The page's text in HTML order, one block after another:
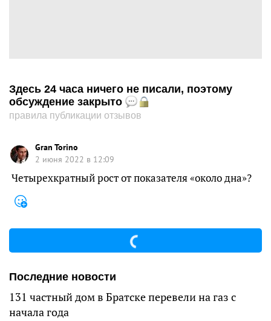
Здесь 24 часа ничего не писали, поэтому
обсуждение закрыто
правила публикации отзывов
Gran Torino
2 июня 2022 в 12:09
Четырехкратный рост от показателя «около дна»?
Последние новости
131 частный дом в Братске перевели на газ с
начала года